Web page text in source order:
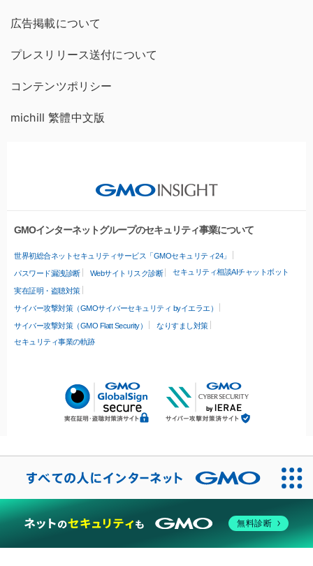
広告掲載について
プレスリリース送付について
コンテンツポリシー
michill 繁體中文版
GMOインターネットグループのセキュリティ事業について
世界初総合ネットセキュリティサービス「GMOセキュリティ24」
パスワード漏洩診断 Webサイトリスク診断 セキュリティ相談AIチャットボット
実在証明・盗聴対策
サイバー攻撃対策（GMOサイバーセキュリティ byイエラエ）
サイバー攻撃対策（GMO Flatt Security）
なりすまし対策
セキュリティ事業の軌跡
無料診断